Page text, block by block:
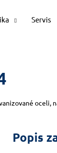
Servis
oceli,
Popis